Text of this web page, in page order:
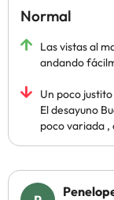
Normal
Las vistas al
andando
Un poco
El desayuno
poco variada